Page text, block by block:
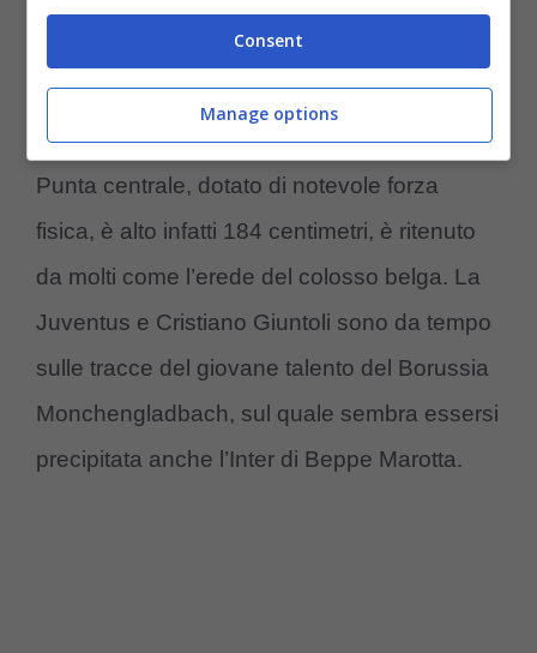
Monchengladbach, milita nella Bundesliga
Under 19. Il suo contratto scadrà a giugno
Punta centrale, dotato di notevole forza
fisica, è alto infatti 184 centimetri, è ritenuto
da molti come l’erede del colosso belga. La
Juventus e Cristiano Giuntoli sono da tempo
sulle tracce del giovane talento del Borussia
Monchengladbach, sul quale sembra essersi
precipitata anche l’Inter di Beppe Marotta.
Consent
Manage options